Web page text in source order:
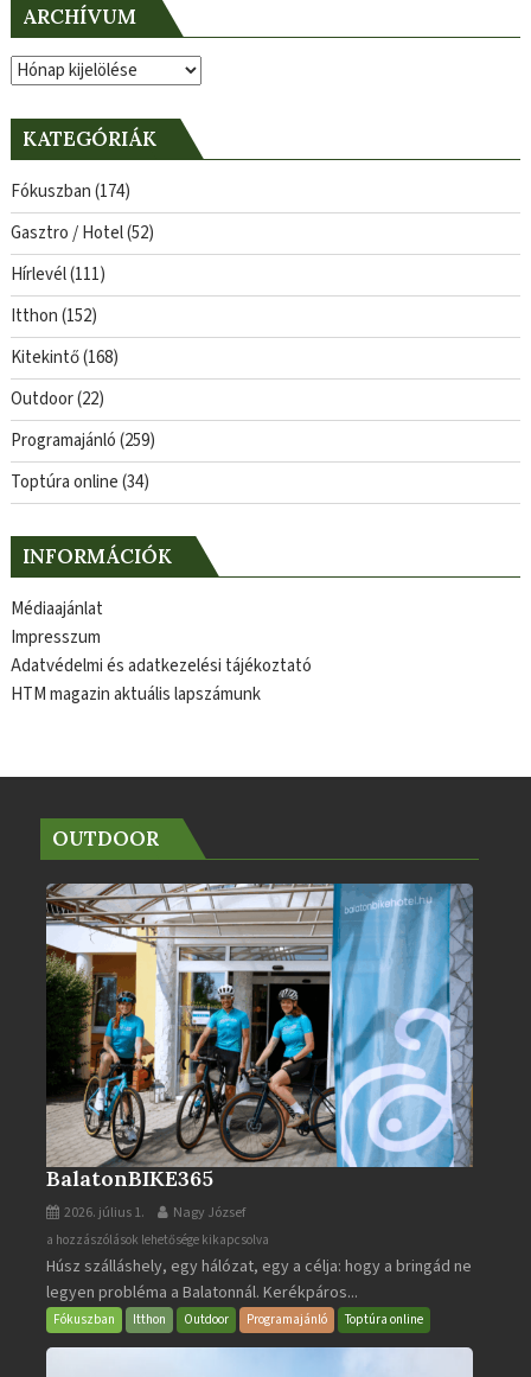
ARCHÍVUM
Archívum
KATEGÓRIÁK
Fókuszban(174)
Gasztro / Hotel(52)
Hírlevél(111)
Itthon(152)
Kitekintő(168)
Outdoor(22)
Programajánló(259)
Toptúra online(34)
INFORMÁCIÓK
Médiaajánlat
Impresszum
Adatvédelmi és adatkezelési tájékoztató
HTM magazin aktuális lapszámunk
OUTDOOR
BalatonBIKE365
2026. július 1. Nagy József
BalatonBIKE365
bejegyzéshez
a hozzászólások lehetősége kikapcsolva
Húsz szálláshely, egy hálózat, egy a célja: hogy a bringád ne
legyen probléma a Balatonnál. Kerékpáros...
Fókuszban Itthon Outdoor Programajánló Toptúra online